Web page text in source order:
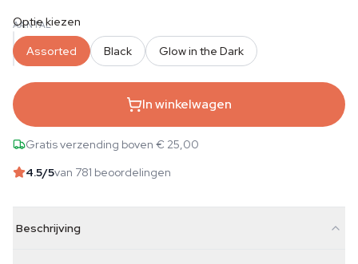
AANTAL
Optie kiezen
Assorted Black Glow in the Dark
In winkelwagen
Gratis verzending boven € 25,00
4.5/5van 781 beoordelingen
Beschrijving